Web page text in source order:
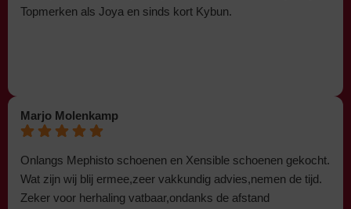
Topmerken als Joya en sinds kort Kybun.
Marjo Molenkamp
Onlangs Mephisto schoenen en Xensible schoenen gekocht.
Wat zijn wij blij ermee,zeer vakkundig advies,nemen de tijd.
Zeker voor herhaling vatbaar,ondanks de afstand